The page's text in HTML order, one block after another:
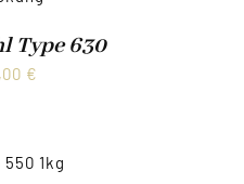
Type 630
€